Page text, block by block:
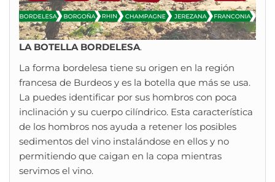
LA BOTELLA BORDELESA.
La forma bordelesa tiene su origen en la región
francesa de Burdeos y es la botella que más se usa.
La puedes identificar por sus hombros con poca
inclinación y su cuerpo cilíndrico. Esta característica
de los hombros nos ayuda a retener los posibles
sedimentos del vino instalándose en ellos y no
permitiendo que caigan en la copa mientras
servimos el vino.